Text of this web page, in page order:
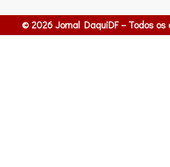
© 2026 Jornal DaquiDF – Todos